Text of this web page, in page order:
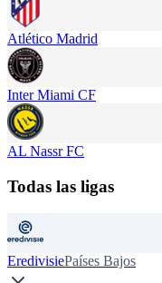
Atlético Madrid
Inter Miami CF
AL Nassr FC
Todas las ligas
EredivisiePaíses Bajos